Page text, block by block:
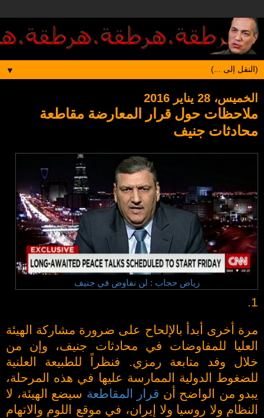
▼
الخميس، 28 يناير 2016
ملاحظات حول قرار المعارضة مقاطعة
محادثات جنيف
رياض حجاب : لن نفاوض في جنيف
1.
مرة أخرى أبدأ بالإلحاح على ضرورة مشاركة الهيئة
العليا للمفاوضات في محادثات جنيف، وإن من
خلال وفد متابعة رمزي. فنظراً للطبيعة العلنية
للضغوط الدولية الممارسة عليها في هذه المرحلة،
يبدو من الواضح أن قرار المقاطعة سيضع الهيئة، لا
النظام ولا روسيا ولا إيران، في موقع اللوم والاتهام